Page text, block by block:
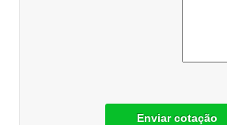
Enviar cotação